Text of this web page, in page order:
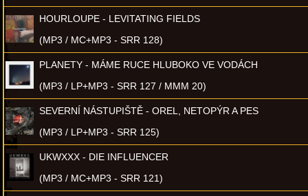
HOURLOUPE - LEVITATING FIELDS
(MP3 / MC+MP3 - SRR 128)
PLANETY - MÁME RUCE HLUBOKO VE VODÁCH
(MP3 / LP+MP3 - SRR 127 / MMM 20)
SEVERNÍ NÁSTUPIŠTĚ - OREL, NETOPÝR A PES
(MP3 / LP+MP3 - SRR 125)
UKWXXX - DIE INFLUENCER
(MP3 / MC+MP3 - SRR 121)